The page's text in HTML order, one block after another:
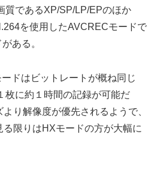
質であるXP/SP/LP/EPのほか
を使用したAVCRECモードで
ある。
ドはビットレートが概ね同じ
枚に約１時間の記録が可能だ
り解像度が優先されるようで、
限りはHXモードの方が大幅に